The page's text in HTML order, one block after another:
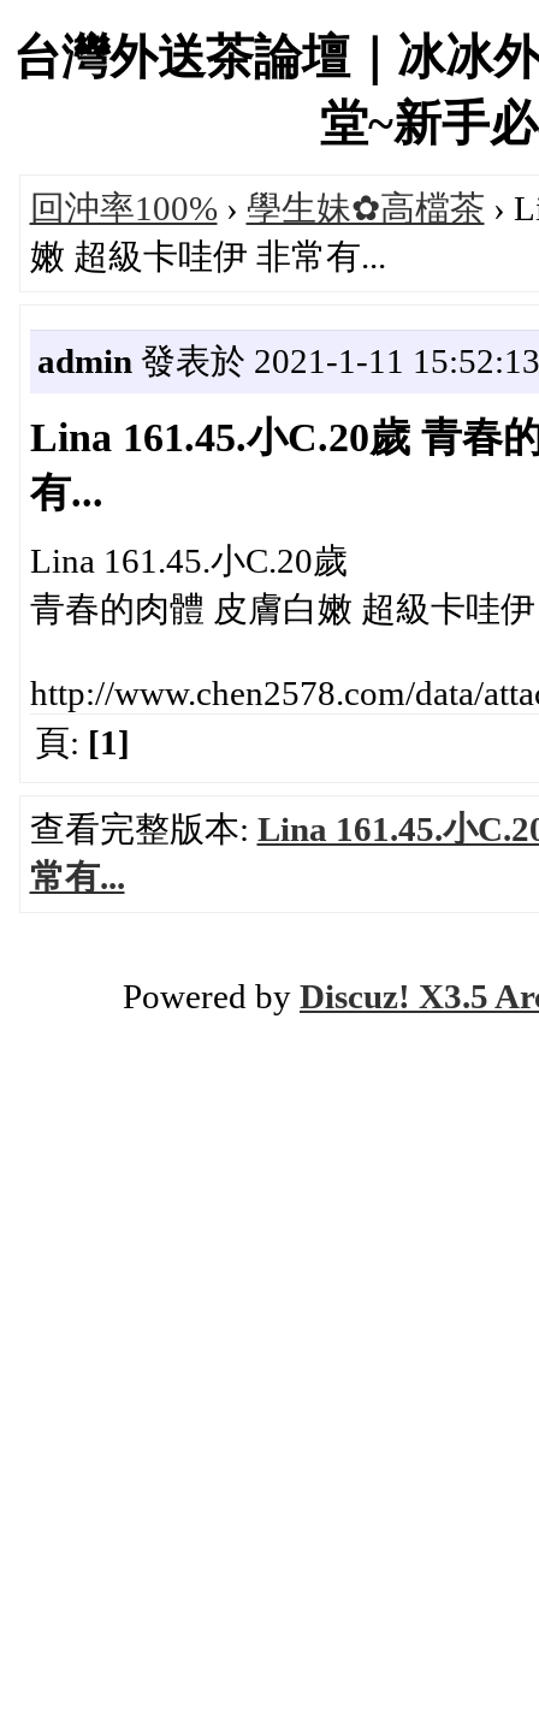
台灣外送茶論壇｜冰冰
堂~新手
回沖率100%› 學生妹✿高檔茶 ›
嫩 超級卡哇伊 非常有...
admin 發表於 2021-1-11 15:52:13
Lina 161.45.小C.20歲 青春
有...
Lina 161.45.小C.20歲
青春的肉體 皮膚白嫩 超級卡哇
http://www.chen2578.com/data/
頁: [1]
查看完整版本: Lina 161.45.小
常有...
Powered by Discuz! X3.5